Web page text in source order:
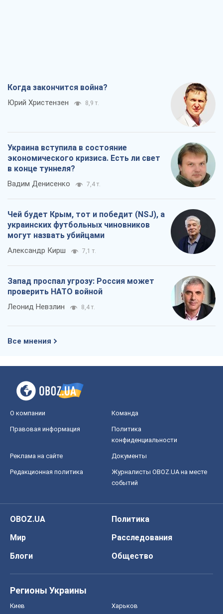
Когда закончится война?
Юрий Христензен 8,9 т.
Украина вступила в состояние
экономического кризиса. Есть ли свет
в конце туннеля?
Вадим Денисенко 7,4 т.
Чей будет Крым, тот и победит (NSJ), а
украинских футбольных чиновников
могут назвать убийцами
Александр Кирш 7,1 т.
Запад проспал угрозу: Россия может
проверить НАТО войной
Леонид Невзлин 8,4 т.
Все мнения
О компании Команда
Правовая информация
Политика
конфиденциальности
Реклама на сайте Документы
Редакционная политика
Журналисты OBOZ.UA на месте
событий
OBOZ.UA
Политика
Мир
Расследования
Блоги
Общество
Регионы Украины
Киев Харьков